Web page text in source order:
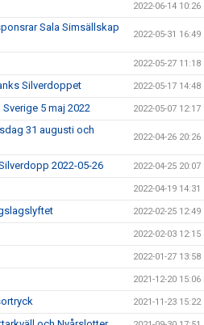
2022-06-14 10:26
Sala Simsällskap
2022-05-31 16:49
2022-05-27 11:18
Silverdoppet 2022-05-17 14:48
5 maj 2022 2022-05-07 12:17
31 augusti och
2022-04-26 20:26
2022-05-26 2022-04-25 20:07
2022-04-19 14:31
2022-02-25 12:49
2022-02-03 12:15
2022-01-27 13:58
2021-12-20 15:06
2021-11-23 15:22